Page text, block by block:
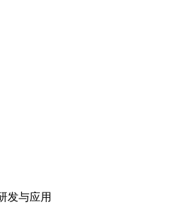
发与应用